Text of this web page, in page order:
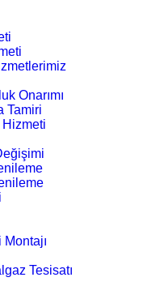
Onarımı
Tamiri
Hizmeti
Tesisatı